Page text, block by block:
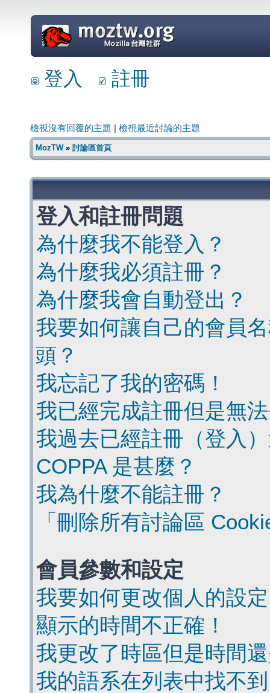
=
登入 註冊
檢視沒有回覆的主題 檢視最近討論的主題
MozTW» 討論區首頁
登入和註冊問題
為什麼我不能登入？
為什麼我必須註冊？
為什麼我會自動登出？
我要如何讓自己的會員
頭？
我忘記了我的密碼！
我已經完成註冊但是無
我過去已經註冊（登入
COPPA 是甚麼？
我為什麼不能註冊？
「刪除所有討論區
會員參數和設定
我要如何更改個人的設
顯示的時間不正確！
我更改了時區但是時間
我的語系在列表中找不